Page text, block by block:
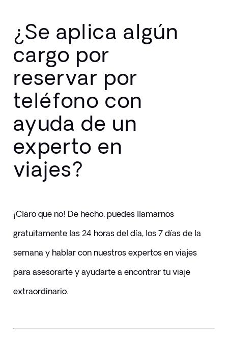
¿Se aplica algún
cargo por
reservar por
teléfono con
ayuda de un
experto en
viajes?
¡Claro que no! De hecho, puedes llamarnos
gratuitamente las 24 horas del día, los 7 días de la
semana y hablar con nuestros expertos en viajes
para asesorarte y ayudarte a encontrar tu viaje
extraordinario.